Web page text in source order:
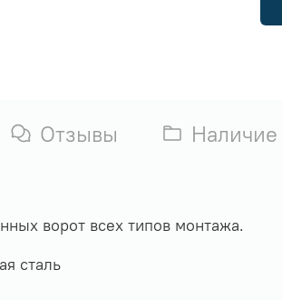
Отзывы Наличие
ворот всех типов монтажа.
сталь